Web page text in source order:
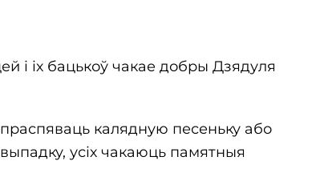
і іх бацькоў чакае добры Дзядуля
калядную песеньку або
усіх чакаюць памятныя